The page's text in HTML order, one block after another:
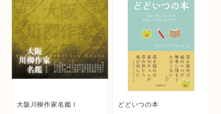
大阪川柳作家名鑑Ⅰ どどいつの本